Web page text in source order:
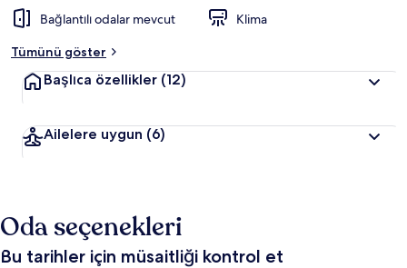
Bağlantılı odalar mevcut
Klima
Tümünü göster
Başlıca özellikler (12)
Ailelere uygun (6)
Oda seçenekleri
Bu tarihler için müsaitliği kontrol et